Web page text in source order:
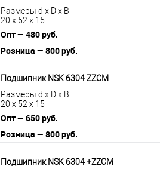
Размеры d x D x B
20 x 52 x 15
Опт — 480 руб.
Розница — 800 руб.
Подшипник NSK 6304 ZZCM
Размеры d x D x B
20 x 52 x 15
Опт — 650 руб.
Розница — 800 руб.
Подшипник NSK 6304 +ZZCM